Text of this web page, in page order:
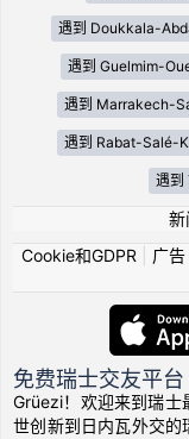
遇到 Doukkala-
遇到 Guelmim-
遇到 Marrakech-
遇到 Rabat-Salé-
遇到
新
Cookie和GDPR
广告|
免费瑞士交友平
Grüezi！欢迎来到瑞士
世创新到日内瓦外交